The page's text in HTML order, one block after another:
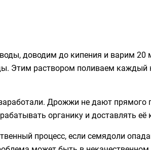
доводим до кипения и варим 20
Этим раствором поливаем каждый
Дрожжи не дают прямого
органику и доставлять её
процесс, если семядоли